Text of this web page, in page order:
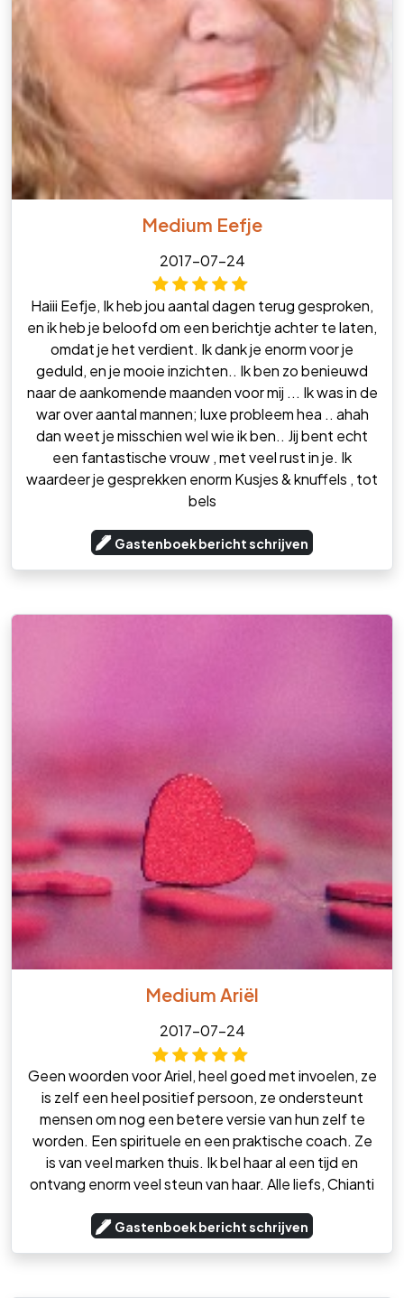
Medium Eefje
2017-07-24
Haiii Eefje, Ik heb jou aantal dagen terug gesproken,
en ik heb je beloofd om een berichtje achter te laten,
omdat je het verdient. Ik dank je enorm voor je
geduld, en je mooie inzichten.. Ik ben zo benieuwd
naar de aankomende maanden voor mij ... Ik was in de
war over aantal mannen; luxe probleem hea .. ahah
dan weet je misschien wel wie ik ben.. Jij bent echt
een fantastische vrouw , met veel rust in je. Ik
waardeer je gesprekken enorm Kusjes & knuffels , tot
bels
Gastenboek bericht schrijven
Medium Ariël
2017-07-24
Geen woorden voor Ariel, heel goed met invoelen, ze
is zelf een heel positief persoon, ze ondersteunt
mensen om nog een betere versie van hun zelf te
worden. Een spirituele en een praktische coach. Ze
is van veel marken thuis. Ik bel haar al een tijd en
ontvang enorm veel steun van haar. Alle liefs, Chianti
Gastenboek bericht schrijven